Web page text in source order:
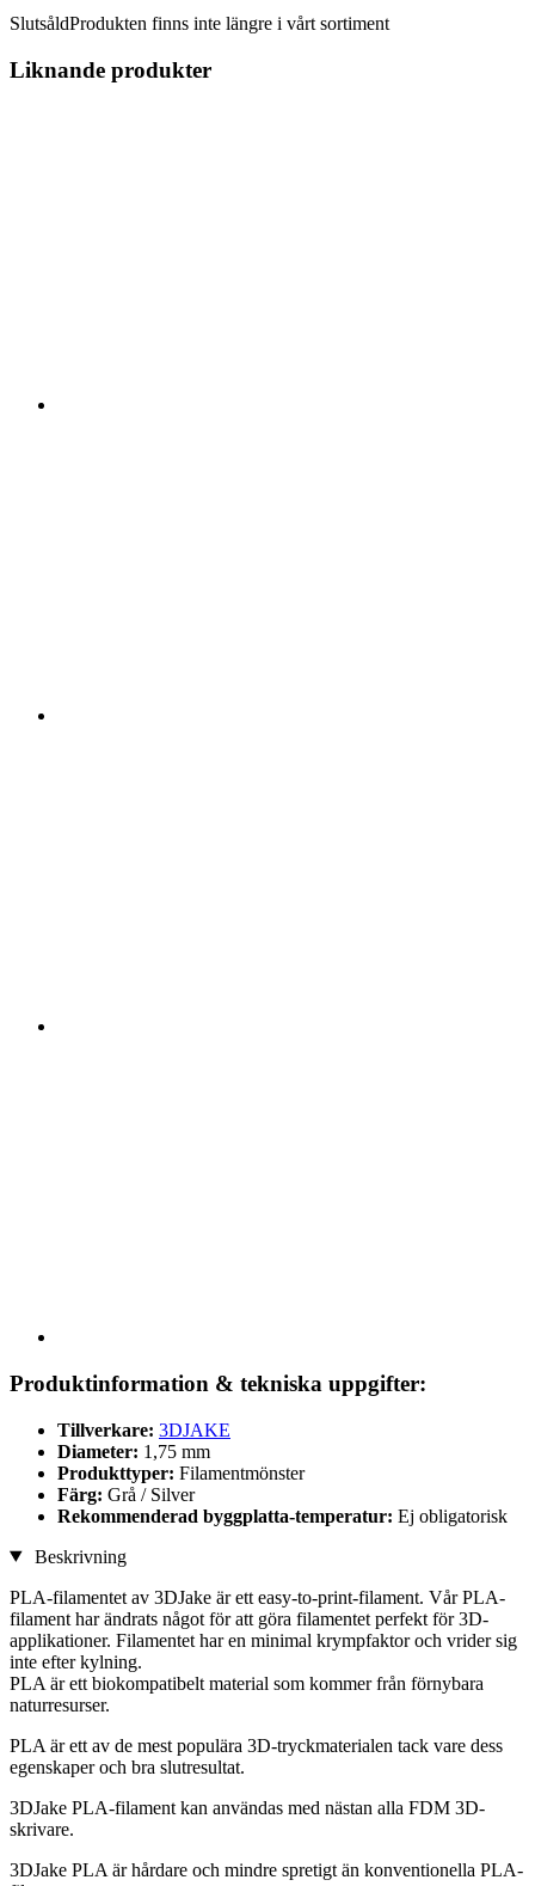
SlutsåldProdukten finns inte längre i vårt sortiment
Liknande produkter
Produktinformation & tekniska uppgifter:
Tillverkare: 3DJAKE
Diameter: 1,75 mm
Produkttyper: Filamentmönster
Färg: Grå / Silver
Rekommenderad byggplatta-temperatur: Ej obligatorisk
Beskrivning
PLA-filamentet av 3DJake är ett easy-to-print-filament. Vår PLA-
filament har ändrats något för att göra filamentet perfekt för 3D-
applikationer. Filamentet har en minimal krympfaktor och vrider sig
inte efter kylning.
PLA är ett biokompatibelt material som kommer från förnybara
naturresurser.
PLA är ett av de mest populära 3D-tryckmaterialen tack vare dess
egenskaper och bra slutresultat.
3DJake PLA-filament kan användas med nästan alla FDM 3D-
skrivare.
3DJake PLA är hårdare och mindre spretigt än konventionella PLA-